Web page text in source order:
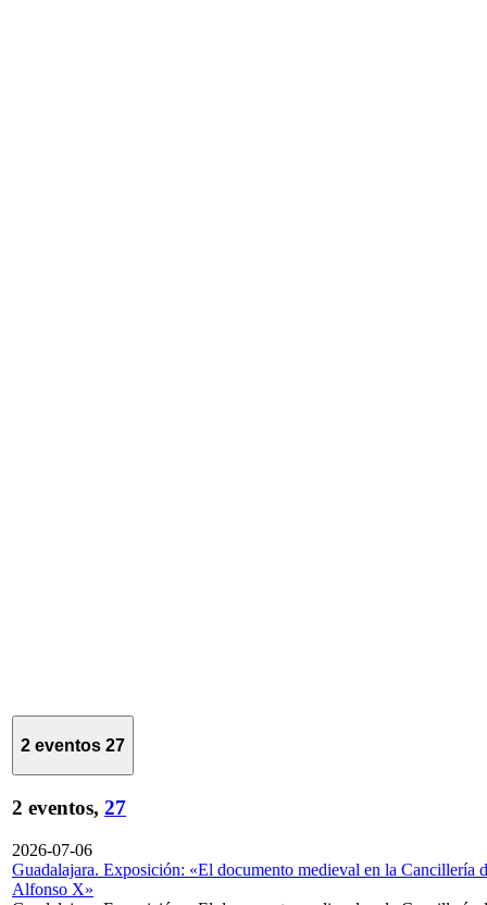
2 eventos 27
2 eventos, 27
2026-07-06
Guadalajara. Exposición: «El documento medieval en la Cancillería
Alfonso X»